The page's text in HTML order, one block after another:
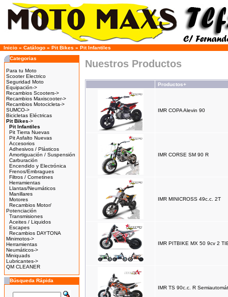
Inicio » Catálogo » Pit Bikes » Pit Infantiles
Categorias
Para tu Moto
Scooter Electrico
Seguridad Moto
Equipación->
Recambios Scooters->
Recambios Maxiscooter->
Recambios Motocicleta->
SUMCO->
Bicicletas Eléctricas
Pit Bikes->
Pit Infantiles
Pit Tierra Nuevas
Pit Asfalto Nuevas
Accesorios
Adhesivos / Plásticos
Amortiguación / Suspensión
Carburación
Encendido y Electrónica
Frenos/Embragues
Filtros / Cornetines
Herramientas
Llantas/Neumáticos
Manillares
Motores
Recambios Motor/
Potenciación
Transmisiones
Aceites / Liquidos
Escapes
Recambios DAYTONA
Minimotos->
Herramientas
Neumáticos->
Miniquads
Lubricantes->
QM CLEANER
Búsqueda Rápida
Nuestros Productos
Productos+
IMR COPA Alevin 90
IMR CORSE SM 90 R
IMR MINICROSS 49c.c. 2T
IMR PITBIKE MX 50 9cv 2
IMR TS 90c.c. R